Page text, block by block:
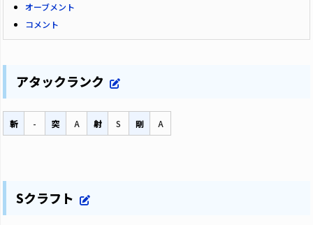
オーブメント
コメント
アタックランク
斬 - 突 A 射 S 剛 A
Sクラフト